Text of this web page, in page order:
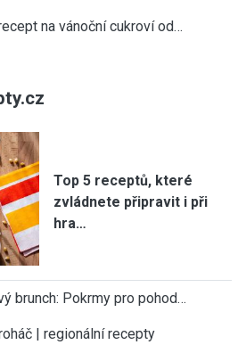
na vánoční cukroví od…
Top 5 receptů, které
zvládnete připravit i při
hra…
brunch: Pokrmy pro pohod…
| regionální recepty